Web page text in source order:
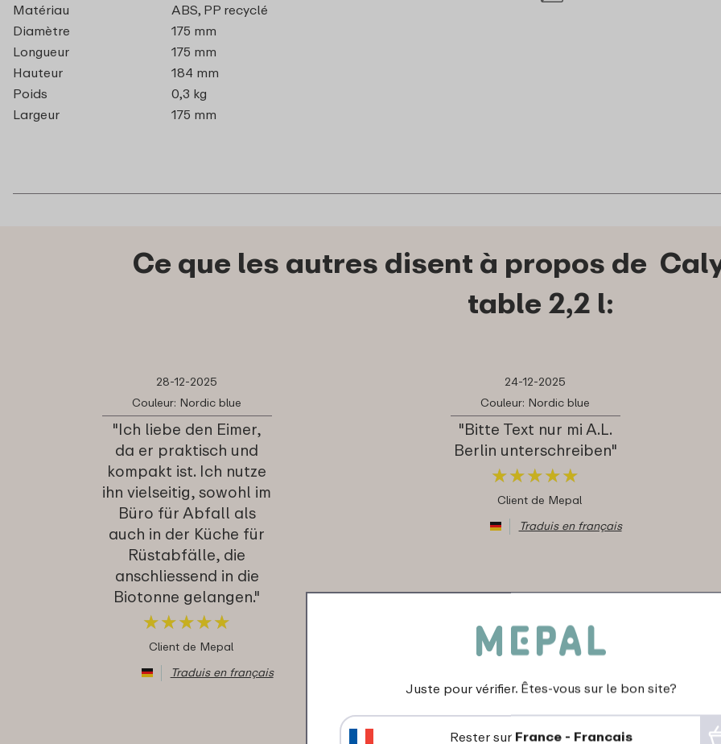
Matériau
ABS, PP recyclé
Diamètre
175 mm
Longueur
175 mm
Hauteur
184 mm
Poids
0,3 kg
Largeur
175 mm
Ce que les autres disent à propos de
table 2,2 l:
28-12-2025
Couleur: Nordic blue
"Ich liebe den Eimer,
da er praktisch und
kompakt ist. Ich nutze
ihn vielseitig, sowohl im
Büro für Abfall als
auch in der Küche für
Rüstabfälle, die
anschliessend in die
Biotonne gelangen."
★★★★★
★★★★★
Client de Mepal
Traduis en français
24-12-2025
Couleur: Nordic blue
"Bitte Text nur mi A.L.
Berlin unterschreiben"
★★★★★
★★★★★
Client de Mepal
Traduis en français
Juste pour vérifier. Êtes-vous sur le bon site?
Rester sur France - Francais